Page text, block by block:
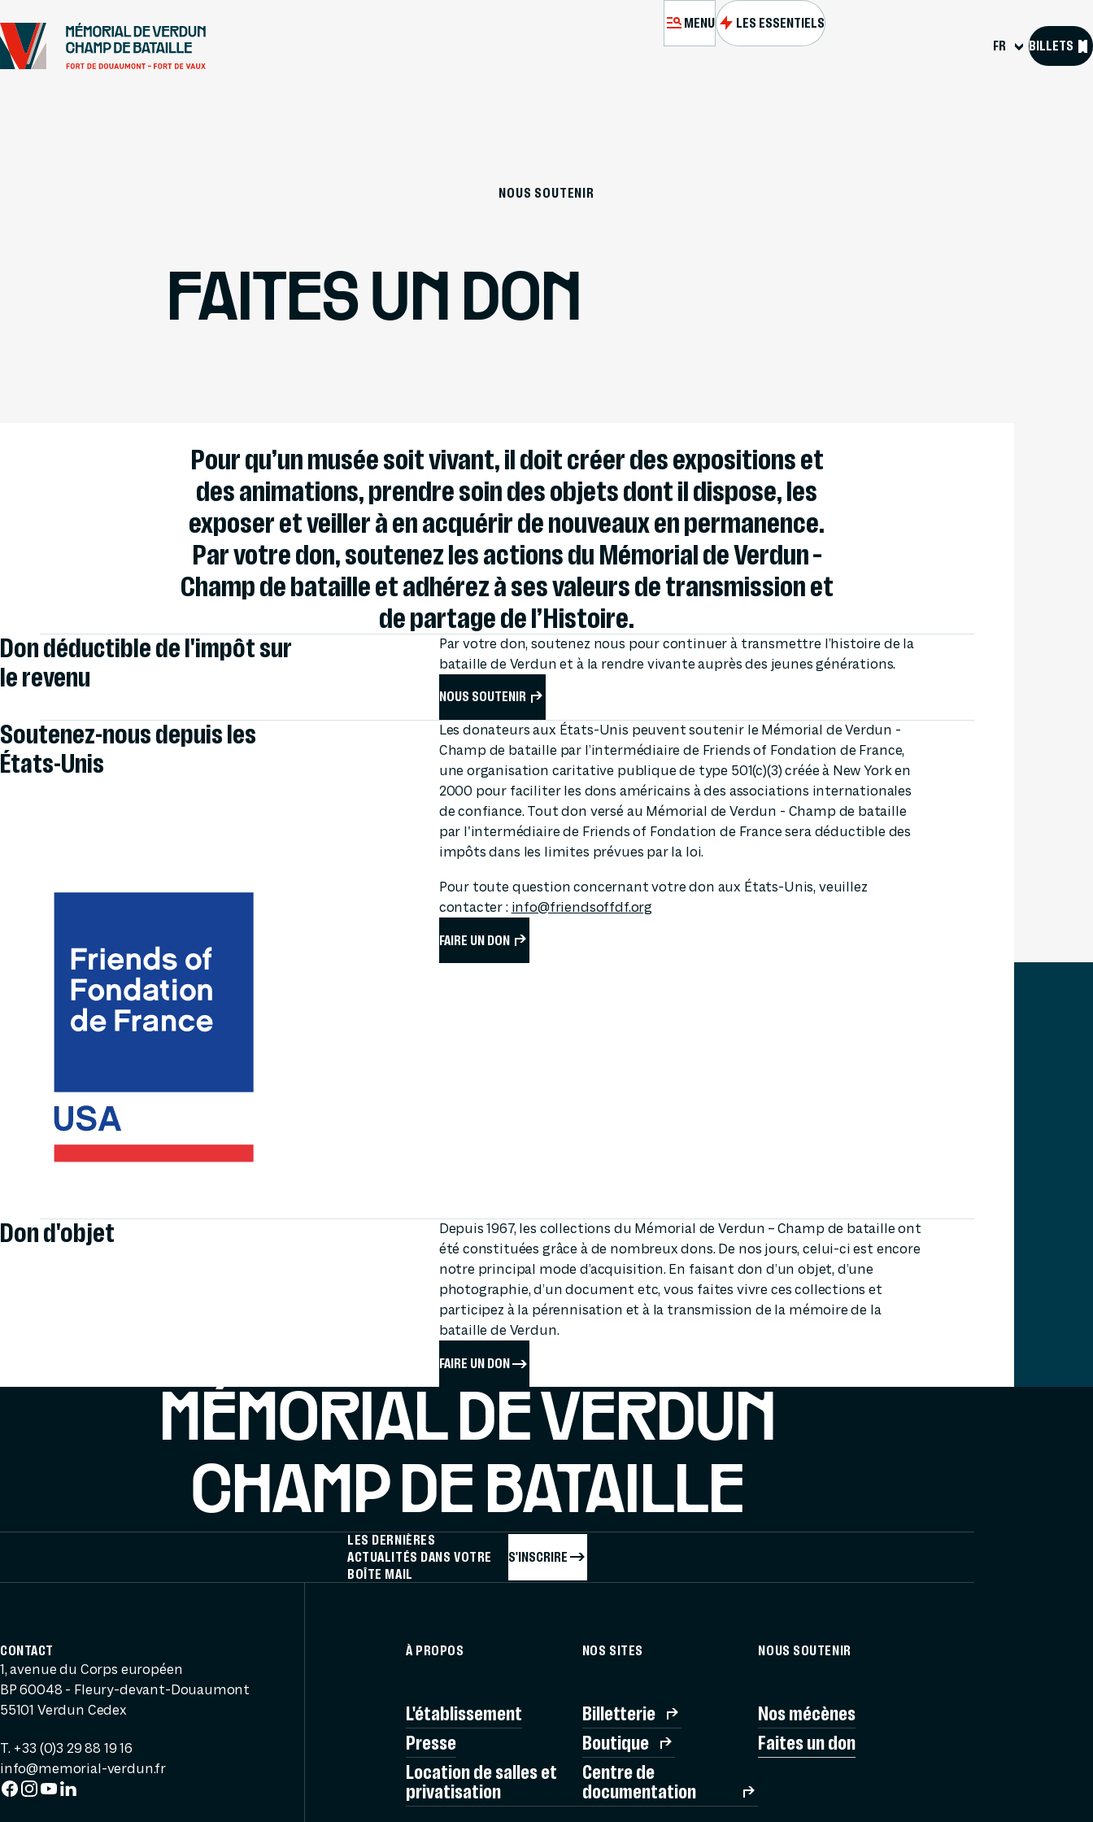
Contenu principal
MENU LES ESSENTIELS
FR BILLETS
NOUS SOUTENIR
FAITES UN DON
Pour qu’un musée soit vivant, il doit créer des expositions et
des animations, prendre soin des objets dont il dispose, les
exposer et veiller à en acquérir de nouveaux en permanence.
Par votre don, soutenez les actions du Mémorial de Verdun –
Champ de bataille et adhérez à ses valeurs de transmission et
de partage de l’Histoire.
Don déductible de l'impôt sur
le revenu
Par votre don, soutenez nous pour continuer à transmettre l’histoire de la
bataille de Verdun et à la rendre vivante auprès des jeunes générations.
NOUS SOUTENIR
Soutenez-nous depuis les
États-Unis
Les donateurs aux États-Unis peuvent soutenir le Mémorial de Verdun -
Champ de bataille par l’intermédiaire de Friends of Fondation de France,
une organisation caritative publique de type 501(c)(3) créée à New York en
2000 pour faciliter les dons américains à des associations internationales
de confiance. Tout don versé au Mémorial de Verdun - Champ de bataille
par l'intermédiaire de Friends of Fondation de France sera déductible des
impôts dans les limites prévues par la loi.
Pour toute question concernant votre don aux États-Unis, veuillez
contacter : info@friendsoffdf.org
FAIRE UN DON
Don d'objet
Depuis 1967, les collections du Mémorial de Verdun – Champ de bataille ont
été constituées grâce à de nombreux dons. De nos jours, celui-ci est encore
notre principal mode d’acquisition. En faisant don d’un objet, d’une
photographie, d’un document etc, vous faites vivre ces collections et
participez à la pérennisation et à la transmission de la mémoire de la
bataille de Verdun.
FAIRE UN DON
MÉMORIAL DE VERDUN
CHAMP DE BATAILLE
LES DERNIÈRES
ACTUALITÉS DANS VOTRE
BOÎTE MAIL
S'INSCRIRE
CONTACT
1, avenue du Corps européen
BP 60048 - Fleury-devant-Douaumont
55101 Verdun Cedex
T. +33 (0)3 29 88 19 16
info@memorial-verdun.fr
À PROPOS
L'établissement
Presse
Location de salles et
privatisation
NOS SITES
Billetterie
Boutique
Centre de
documentation
NOUS SOUTENIR
Nos mécènes
Faites un don